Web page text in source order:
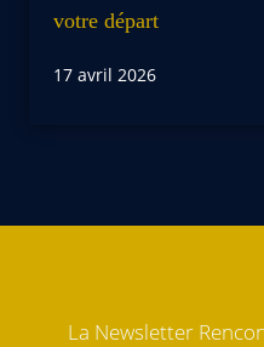
votre départ
17 avril 2026
La Newsletter